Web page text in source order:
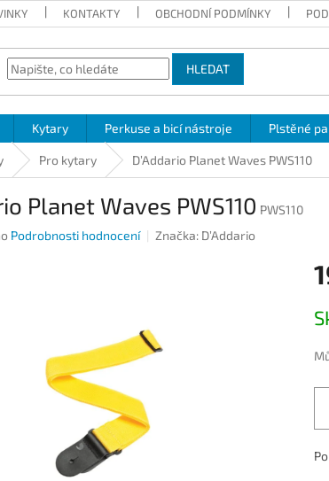
KONTAKTY OBCHODNÍ PODMÍNKY
HLEDAT
Kytary Perkuse a bicí nástroje Plstěné
Pro kytary D’Addario Planet Waves PWS110
Planet Waves PWS110 PWS110
Podrobnosti hodnocení Značka: D’Addario